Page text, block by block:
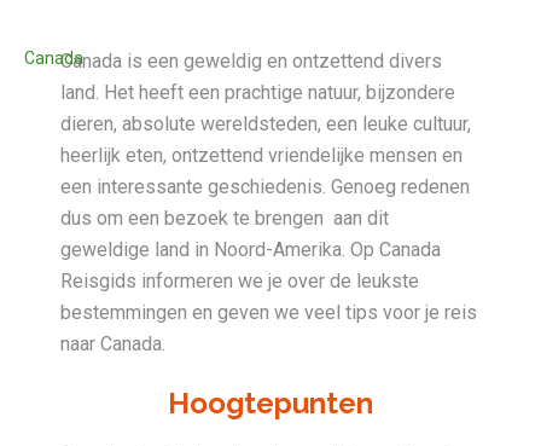
Canada is een geweldig en ontzettend divers
land. Het heeft een prachtige natuur, bijzondere
dieren, absolute wereldsteden, een leuke cultuur,
heerlijk eten, ontzettend vriendelijke mensen en
een interessante geschiedenis. Genoeg redenen
dus om een bezoek te brengen aan dit
geweldige land in Noord-Amerika. Op Canada
Reisgids informeren we je over de leukste
bestemmingen en geven we veel tips voor je reis
naar Canada.
Hoogtepunten